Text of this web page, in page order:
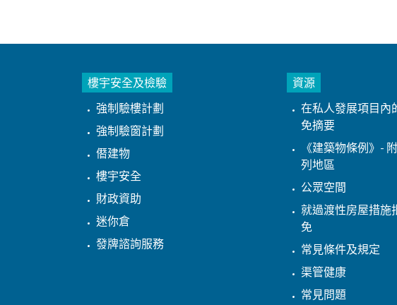
樓宇安全及檢驗
強制驗樓計劃
強制驗窗計劃
僭建物
樓宇安全
財政資助
迷你倉
發牌諮詢服務
資源
在私人發展項目內
免摘要
《建築物條例》-
列地區
公眾空間
就過渡性房屋措施
免
常見條件及規定
渠管健康
常見問題